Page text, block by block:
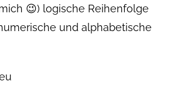
😉) logische Reihenfolge
und alphabetische